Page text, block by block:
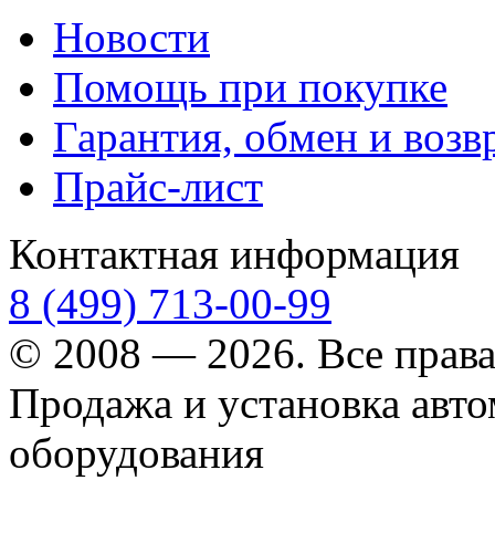
Новости
Помощь при покупке
Гарантия, обмен и
Прайс-лист
Контактная информация
8 (499) 713-00-99
© 2008 — 2026. Все
Продажа и установка
оборудования